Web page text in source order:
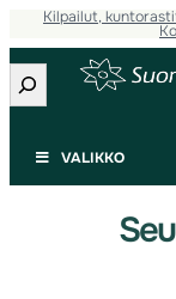
Kilpailut,
Etsi
VALIKKO